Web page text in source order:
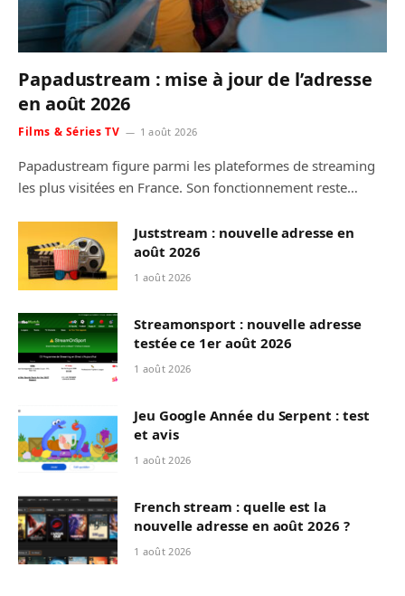
Papadustream : mise à jour de l’adresse
en août 2026
Films & Séries TV 1 août 2026
Papadustream figure parmi les plateformes de streaming
les plus visitées en France. Son fonctionnement reste…
Juststream : nouvelle adresse en
août 2026
1 août 2026
Streamonsport : nouvelle adresse
testée ce 1er août 2026
1 août 2026
Jeu Google Année du Serpent : test
et avis
1 août 2026
French stream : quelle est la
nouvelle adresse en août 2026 ?
1 août 2026